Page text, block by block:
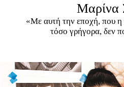
Μαρίνα
«Με αυτή την εποχή, που η
τόσο γρήγορα, δεν